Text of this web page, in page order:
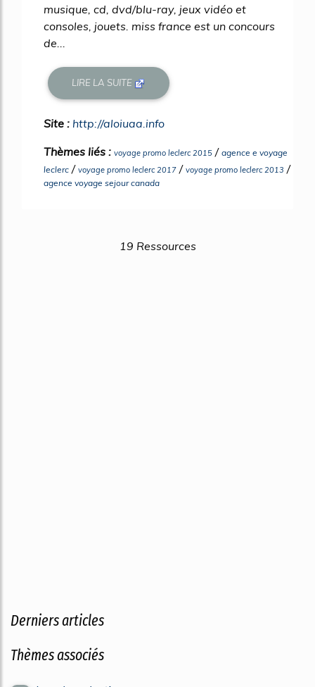
musique, cd, dvd/blu-ray, jeux vidéo et
consoles, jouets. miss france est un concours
de...
LIRE LA SUITE
Site : http://aloiuaa.info
Thèmes liés : voyage promo leclerc 2015 / agence e voyage
leclerc / voyage promo leclerc 2017 / voyage promo leclerc 2013 /
agence voyage sejour canada
19 Ressources
Derniers articles
Thèmes associés